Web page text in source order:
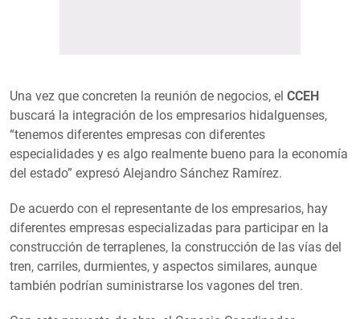
Una vez que concreten la reunión de negocios, el CCEH
buscará la integración de los empresarios hidalguenses,
“tenemos diferentes empresas con diferentes
especialidades y es algo realmente bueno para la economía
del estado” expresó Alejandro Sánchez Ramírez.
De acuerdo con el representante de los empresarios, hay
diferentes empresas especializadas para participar en la
construcción de terraplenes, la construcción de las vías del
tren, carriles, durmientes, y aspectos similares, aunque
también podrían suministrarse los vagones del tren.